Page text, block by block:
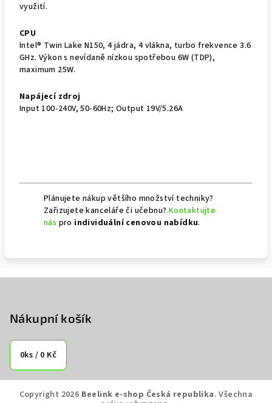
využití.
CPU
Intel® Twin Lake N150, 4 jádra, 4 vlákna, turbo frekvence 3.6
GHz. Výkon s nevídaně nízkou spotřebou 6W (TDP),
maximum 25W.
Napájecí zdroj
Input 100-240V, 50-60Hz; Output 19V/5.26A
Plánujete nákup většího množství techniky?
Zařizujete kanceláře či učebnu? Kontaktujte
nás pro individuální cenovou nabídku.
Nákupní košík
0ks / 0 Kč
Copyright 2026 Beelink e-shop Česká republika. Všechna